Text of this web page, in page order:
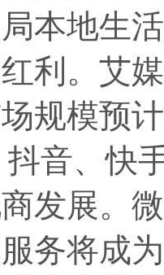
本地生
利。艾
规模预
音、快
发展。
务将成